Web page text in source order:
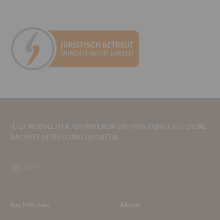
JETZT NEWSLETTER ABONNIEREN UND 10% RABATT AUF DEINE
NÄCHSTE BESTELLUNG ERHALTEN.
Abonnieren
Rechtliches About